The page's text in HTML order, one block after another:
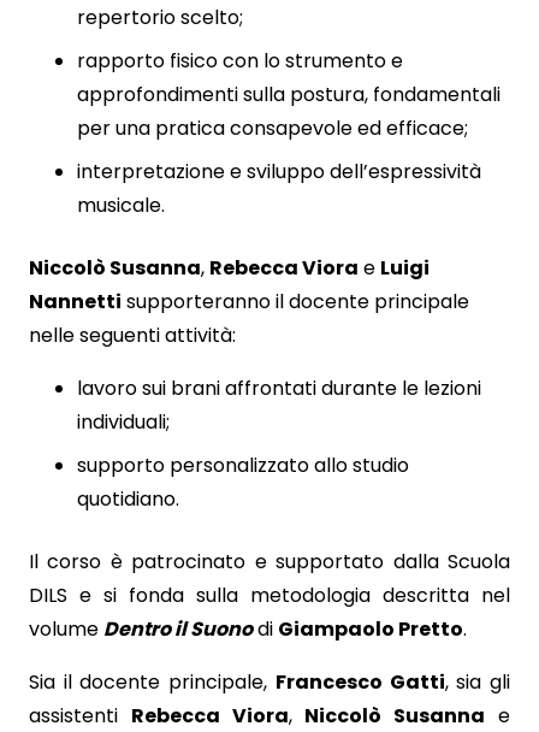
repertorio scelto;
rapporto fisico con lo strumento e
approfondimenti sulla postura, fondamentali
per una pratica consapevole ed efficace;
interpretazione e sviluppo dell’espressività
musicale.
Niccolò Susanna, Rebecca Viora e Luigi
Nannetti supporteranno il docente principale
nelle seguenti attività:
lavoro sui brani affrontati durante le lezioni
individuali;
supporto personalizzato allo studio
quotidiano.
Il corso è patrocinato e supportato dalla Scuola
DILS e si fonda sulla metodologia descritta nel
volume Dentro il Suonodi Giampaolo Pretto.
Sia il docente principale, Francesco Gatti, sia gli
assistenti Rebecca Viora, Niccolò Susanna e